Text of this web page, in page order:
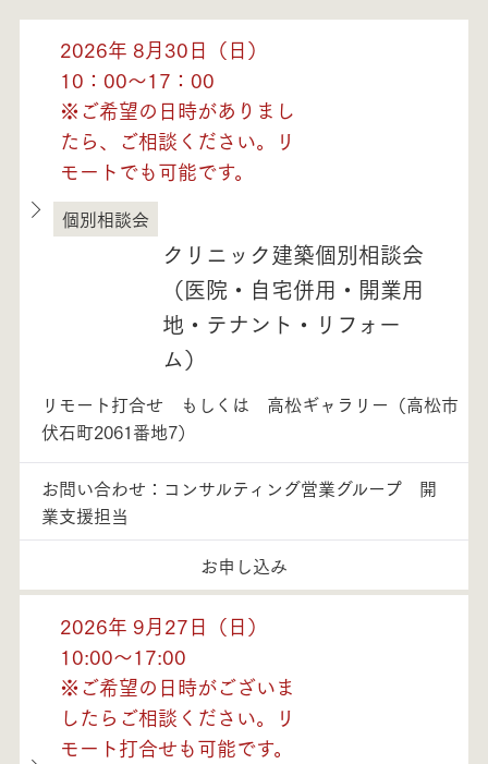
2026年 8月30日（日）
10：00～17：00
※ご希望の日時がありまし
たら、ご相談ください。リ
モートでも可能です。
徳島県
個別相談会
クリニック建築個別相談会
（医院・自宅併用・開業用
地・テナント・リフォー
ム）
リモート打合せ もしくは 高松ギャラリー（高松市
伏石町2061番地7）
お問い合わせ：コンサルティング営業グループ 開
業支援担当
お申し込み
2026年 9月27日（日）
10:00～17:00
※ご希望の日時がございま
したらご相談ください。リ
モート打合せも可能です。